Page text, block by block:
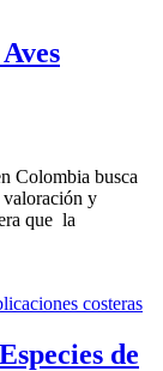
Colombia busca
valoración y
que la
costeras
de